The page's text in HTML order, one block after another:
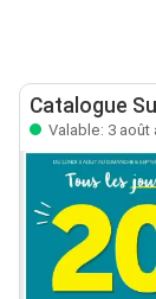
Catalogue
Valable: 3 août